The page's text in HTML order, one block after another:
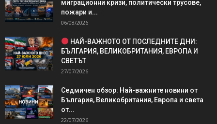
миграционни кризи, политически трусове,
пожари и...
06/08/2026
НАЙ-ВАЖНОТО ОТ ПОСЛЕДНИТЕ ДНИ:
БЪЛГАРИЯ, ВЕЛИКОБРИТАНИЯ, ЕВРОПА И
СВЕТЪТ
27/07/2026
Седмичен обзор: Най-важните новини от
България, Великобритания, Европа и света
от...
22/07/2026